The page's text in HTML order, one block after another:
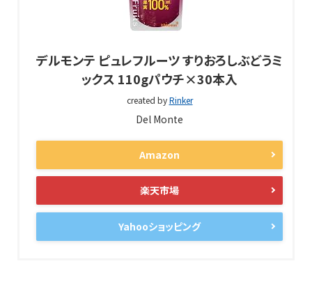
デルモンテ ピュレフルーツ すりおろしぶどうミ
ックス 110gパウチ×30本入
created byRinker
Del Monte
Amazon
楽天市場
Yahooショッピング